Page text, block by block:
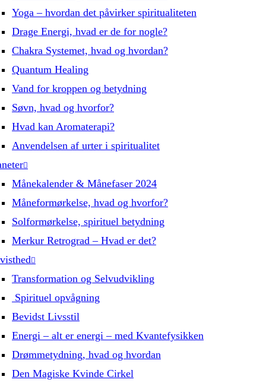
Yoga – hvordan det påvirker spiritualiteten
Drage Energi, hvad er de for nogle?
Chakra Systemet, hvad og hvordan?
Quantum Healing
Vand for kroppen og betydning
Søvn, hvad og hvorfor?
Hvad kan Aromaterapi?
Anvendelsen af urter i spiritualitet
Månekalender & Månefaser 2024
Måneformørkelse, hvad og hvorfor?
Solformørkelse, spirituel betydning
Merkur Retrograd – Hvad er det?
Transformation og Selvudvikling
Spirituel opvågning
Bevidst Livsstil
Energi – alt er energi – med Kvantefysikken
Drømmetydning, hvad og hvordan
Den Magiske Kvinde Cirkel